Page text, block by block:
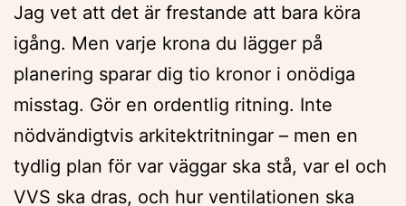
Jag vet att det är frestande att bara köra
igång. Men varje krona du lägger på
planering sparar dig tio kronor i onödiga
misstag. Gör en ordentlig ritning. Inte
nödvändigtvis arkitektritningar – men en
tydlig plan för var väggar ska stå, var el och
VVS ska dras, och hur ventilationen ska